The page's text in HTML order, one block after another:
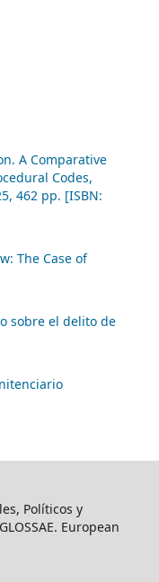
A Comparative
Codes,
462 pp. [ISBN:
The Case of
sobre el delito de
Políticos y
European